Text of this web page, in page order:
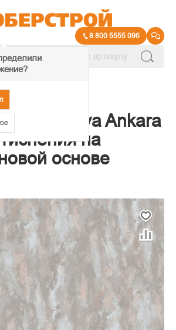
8 800 5555 096
Stenova Ankara
на
основе